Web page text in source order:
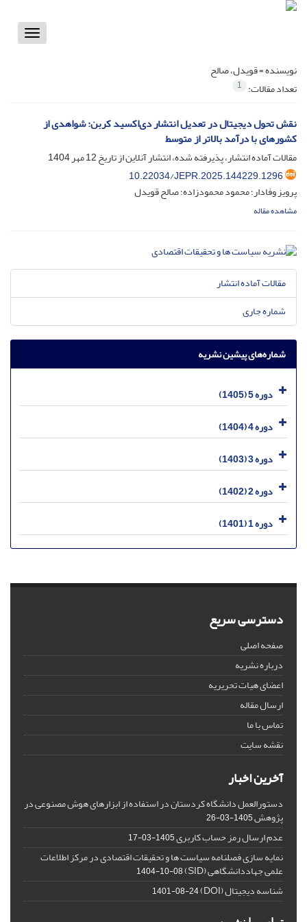
Toggle
نویسنده =قویدل، صالح
تعداد مقالات: 1
نقش تحول دیجیتال در تعدیل انتشار دی‌اکسید کربن: شواهدی از
کشورهای با درآمد بالاتر از متوسط
مقالات آماده انتشار، پذیرفته شده، انتشار آنلاین از تاریخ12 مهر 1404
10.22034/JEPR.2025.144229.1296
پرویز وفادار؛ محمود محمودزاده؛ صالح قویدل
مشاهده مقاله
مقالات آماده انتشار
شماره جاری
شماره‌های پیشین نشریه
دوره 5 (1405)
دوره 4 (1404)
دوره 3 (1403)
دوره 2 (1402)
دوره 1 (1401)
دسترسی سریع
صفحه اصلی
درباره نشریه
اعضای هیات تحریریه
ارسال مقاله
تماس با ما
نقشه سایت
آخرین اخبار
دستورالعمل دانشگاه کردستان در استفاده از ابزارهای هوش مصنوعی در
پژوهش1405-03-26
عدم ارسال رمز حساب کاربری1405-03-17
نمایه سازی فصلنامه سیاست ها و تحقیقات اقتصادی در مرکز اطلاعات
علمی جهاددانشگاهی (SID) 1404-10-08
شناسه دیجیتال (DOI) 1401-08-24